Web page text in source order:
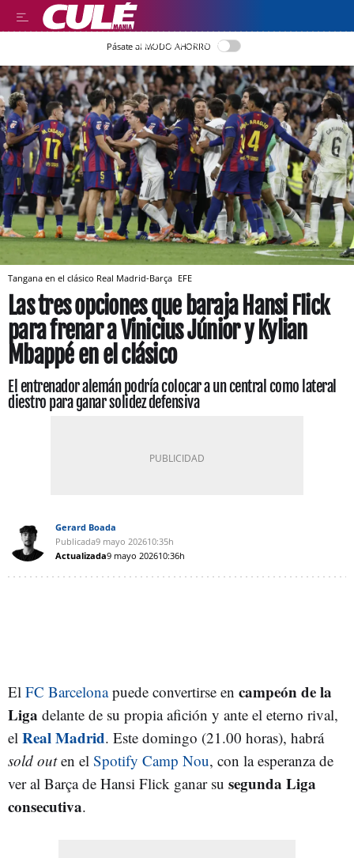
LLEGIR EN CATALÀ
Pásate al MODO AHORRO
Tangana en el clásico Real Madrid-Barça EFE
Las tres opciones que baraja Hansi Flick
para frenar a Vinicius Júnior y Kylian
Mbappé en el clásico
El entrenador alemán podría colocar a un central como lateral
diestro para ganar solidez defensiva
Gerard Boada
Publicada9 mayo 202610:35h
Actualizada9 mayo 202610:36h
El FC Barcelonapuede convertirse en campeón de la
Liga delante de su propia afición y ante el eterno rival,
el Real Madrid. Este domingo (21.00 horas), habrá
sold outen el Spotify Camp Nou, con la esperanza de
ver al Barça de Hansi Flick ganar su segunda Liga
consecutiva.